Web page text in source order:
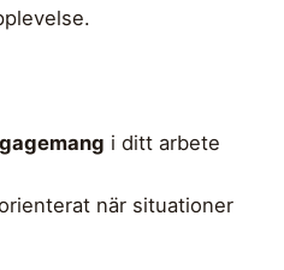
i ditt arbete
när situationer